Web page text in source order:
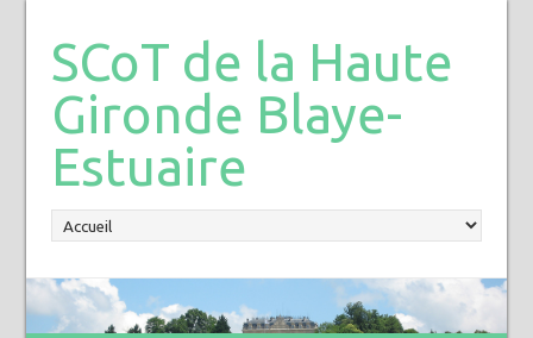
SCoT de la Haute
Gironde Blaye-
Estuaire